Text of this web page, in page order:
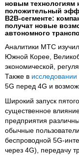
новым
положительный
B2B‑сегменте:
получат новые
автономного
Аналитики МТС
Южной Корее,
экономической,
Также в исследовании
5G перед 4G и
Широкий запуск
существенное
предприятия
обычные
беспроводной
через 4G), передачу